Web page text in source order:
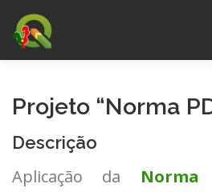
para
conteúdo
CERTIFICAÇÃO
Projeto “Norma
Descrição
Aplicação da Norma